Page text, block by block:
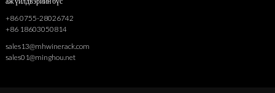
+86 0755-28026742
+86 18603050814
sales13@mhwinerack.com
sales01@minghou.net